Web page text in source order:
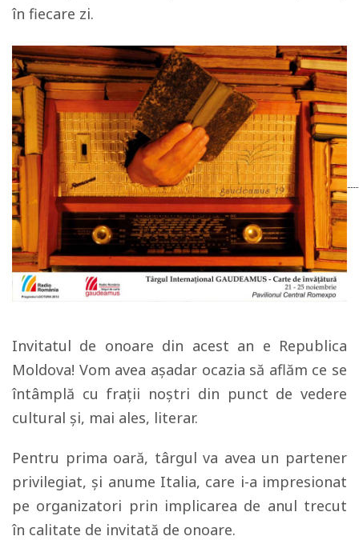
în fiecare zi.
Invitatul de onoare din acest an e Republica
Moldova! Vom avea așadar ocazia să aflăm ce se
întâmplă cu frații noștri din punct de vedere
cultural și, mai ales, literar.
Pentru prima oară, târgul va avea un partener
privilegiat, și anume Italia, care i-a impresionat
pe organizatori prin implicarea de anul trecut
în calitate de invitată de onoare.